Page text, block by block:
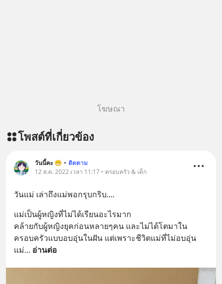
ผ่าน Line OA ด.ดล Blog คลิกเลย -->
สนับสนุนโดย 📣
เครียด หลับยาก ผมอยากแนะนำ
ผลิตภัณฑ์เสริมอาหาร Diip CBD ช่วย
เพิ่มการผ่อนคลาย ซึ่งช่วยให้การนอน
หลับมีประสิทธิภาพมากยิ่งขึ้น 📍 สนใจ
สั่งซื้อสินค้า Diip CBD 💬 LINE :
@diipgeek 🔗 หรือกดลิงก์
https://lin.ee/U91Fzyz
โฆษณา
โพสต์ที่เกี่ยวข้อง
วันนี้คะ 😁 • ติดตาม
12 ส.ค. 2022 เวลา 11:17 • ครอบครัว & เด็ก
วันแม่ เล่าถึงแม่พอกรุบกริบ....
แม่เป็นผู้หญิงที่ไม่ได้เรียนอะไรมาก
คล้ายกับผู้หญิงยุคก่อนหลายๆคน และไม่ได้โตมาใน
ครอบครัวแบบอบอุ่นในฝัน แต่เพราะชีวิตแม่ที่ไม่อบอุ่น
แม่... อ่านต่อ